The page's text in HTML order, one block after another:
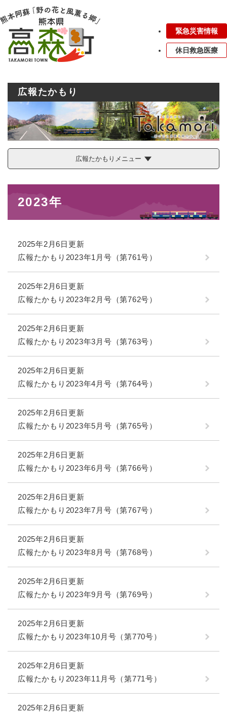
ー
ジ
メニューを飛ばして本文へ
緊急災害情報
休日救急医療
広報たかもり
広報たかもりメニュー
2023年
2025年2月6日更新
広報たかもり2023年1月号（第761号）
2025年2月6日更新
広報たかもり2023年2月号（第762号）
2025年2月6日更新
広報たかもり2023年3月号（第763号）
2025年2月6日更新
広報たかもり2023年4月号（第764号）
2025年2月6日更新
広報たかもり2023年5月号（第765号）
2025年2月6日更新
広報たかもり2023年6月号（第766号）
2025年2月6日更新
広報たかもり2023年7月号（第767号）
2025年2月6日更新
広報たかもり2023年8月号（第768号）
2025年2月6日更新
広報たかもり2023年9月号（第769号）
2025年2月6日更新
広報たかもり2023年10月号（第770号）
2025年2月6日更新
広報たかもり2023年11月号（第771号）
2025年2月6日更新